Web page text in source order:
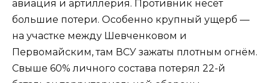
авиация и артиллерия. Противник несёт
большие потери. Особенно крупный ущерб —
на участке между Шевченковом и
Первомайским, там ВСУ зажаты плотным огнём.
Свыше 60% личного состава потерял 22-й